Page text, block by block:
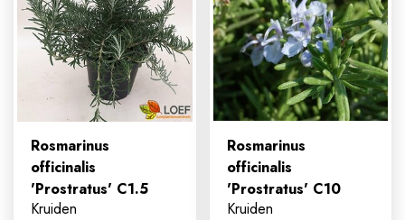
Rosmarinus
officinalis
'Prostratus' C1.5
Kruiden
Rosmarinus
officinalis
'Prostratus' C10
Kruiden